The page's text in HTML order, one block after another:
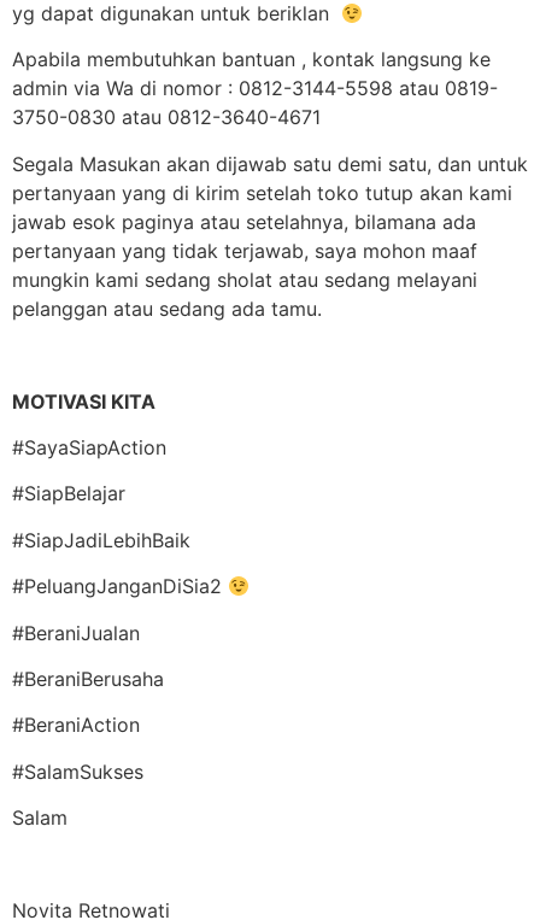
yg dapat digunakan untuk beriklan
Apabila membutuhkan bantuan , kontak langsung ke
admin via Wa di nomor : 0812-3144-5598 atau 0819-
3750-0830 atau 0812-3640-4671
Segala Masukan akan dijawab satu demi satu, dan untuk
pertanyaan yang di kirim setelah toko tutup akan kami
jawab esok paginya atau setelahnya, bilamana ada
pertanyaan yang tidak terjawab, saya mohon maaf
mungkin kami sedang sholat atau sedang melayani
pelanggan atau sedang ada tamu.
MOTIVASI KITA
#SayaSiapAction
#SiapBelajar
#SiapJadiLebihBaik
#PeluangJanganDiSia2
#BeraniJualan
#BeraniBerusaha
#BeraniAction
#SalamSukses
Salam
Novita Retnowati